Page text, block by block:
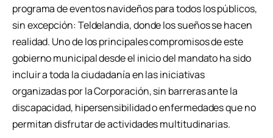
programa de eventos navideños para todos los públicos,
sin excepción: Teldelandia, donde los sueños se hacen
realidad. Uno de los principales compromisos de este
gobierno municipal desde el inicio del mandato ha sido
incluir a toda la ciudadanía en las iniciativas
organizadas por la Corporación, sin barreras ante la
discapacidad, hipersensibilidad o enfermedades que no
permitan disfrutar de actividades multitudinarias.